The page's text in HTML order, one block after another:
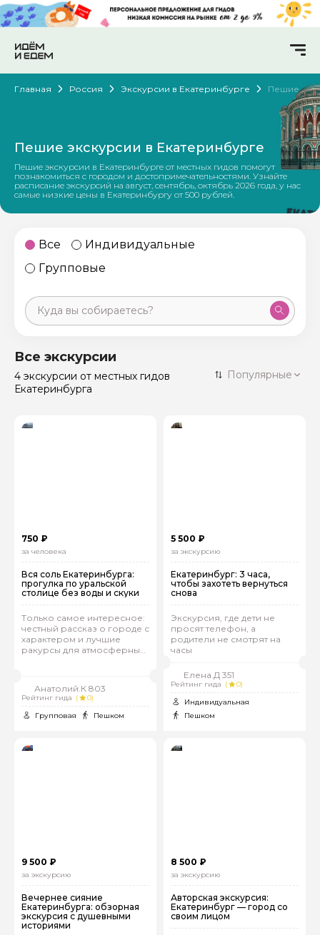
Главная Россия Экскурсии в Екатеринбурге Пешие
Пешие экскурсии в Екатеринбурге
Пешие экскурсии в Екатеринбурге от местных гидов помогут
познакомиться с городом и достопримечательностями. Узнайте
расписание экскурсий на август, сентябрь, октябрь 2026 года, у нас
самые низкие цены в Екатеринбургу от 500 рублей.
Все
Индивидуальные
Групповые
Санкт-Петербург
Россия
50 экскурсий
Все экскурсии
4 экскурсии от местных гидов
Екатеринбурга
Популярные
750 ₽
за человека
Вся соль Екатеринбурга:
прогулка по уральской
столице без воды и скуки
Только самое интересное:
честный рассказ о городе с
характером и лучшие
ракурсы для атмосферных
Анатолий.К 803
Рейтинг гида (
0)
Групповая
Пешком
5 500 ₽
за экскурсию
Екатеринбург: 3 часа,
чтобы захотеть вернуться
снова
Экскурсия, где дети не
просят телефон, а
родители не смотрят на
часы
Елена.Д 351
Рейтинг гида (
0)
Индивидуальная
Пешком
9 500 ₽
за экскурсию
Вечернее сияние
Екатеринбурга: обзорная
экскурсия с душевными
историями
8 500 ₽
за экскурсию
Авторская экскурсия:
Екатеринбург — город со
своим лицом